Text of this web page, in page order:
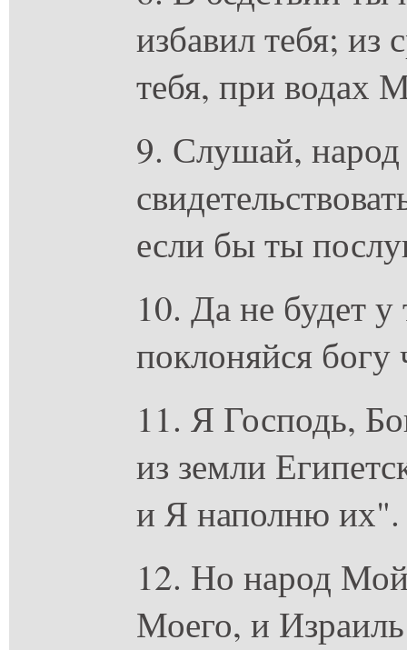
избавил тебя;
тебя, при водах
9. Слушай,
если бы ты
10. Да не будет у
поклоняйся
11. Я Господь,
из земли
и Я наполню их".
12. Но народ
Моего, и